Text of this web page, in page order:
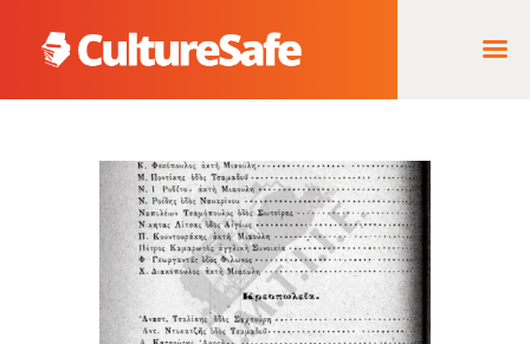
ΑΡΧΙΚΉ
ΦΟΡΈΑΣ ΥΛΟΠΟΊΗΣΗΣ
& ΈΡΓΑ
ΘΗΣΑΥΡΌΣ
ΤΕΚΜΗΡΊΩΝ